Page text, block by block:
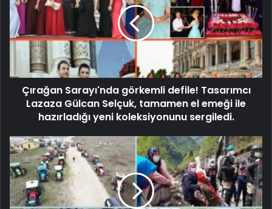
Çırağan Sarayı'nda görkemli defile! Tasarımcı
Lazaza Gülcan Selçuk, tamamen el emeği ile
hazırladığı yeni koleksiyonunu sergiledi.